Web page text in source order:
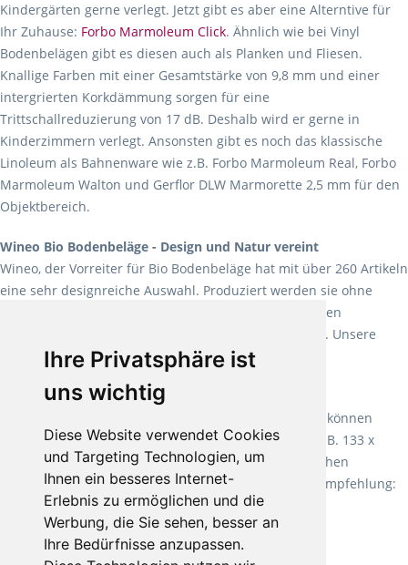
Ihre Privatsphäre ist
uns wichtig
Diese Website verwendet Cookies
und Targeting Technologien, um
Ihnen ein besseres Internet-
Erlebnis zu ermöglichen und die
Werbung, die Sie sehen, besser an
Ihre Bedürfnisse anzupassen.
Kindergärten gerne verlegt. Jetzt gibt es aber eine Alterntive für
Ihr Zuhause: Forbo Marmoleum Click. Ähnlich wie bei Vinyl
Bodenbelägen gibt es diesen auch als Planken und Fliesen.
Knallige Farben mit einer Gesamtstärke von 9,8 mm und einer
intergrierten Korkdämmung sorgen für eine
Trittschallreduzierung von 17 dB. Deshalb wird er gerne in
Kinderzimmern verlegt. Ansonsten gibt es noch das klassische
Linoleum als Bahnenware wie z.B. Forbo Marmoleum Real, Forbo
Marmoleum Walton und Gerflor DLW Marmorette 2,5 mm für den
Objektbereich.
Wineo Bio Bodenbeläge - Design und Natur vereint
Wineo, der Vorreiter für Bio Bodenbeläge hat mit über 260 Artikeln
eine sehr designreiche Auswahl. Produziert werden sie ohne
Weichmacher und Lösungsmittel. Mit allen verfügbaren
Verlegearten ist er für jegliche Bauvorhaben attraktiv. Unsere
Empfehlung:Wineo 1000 Multi Layer XXL.
Teppiche für ein angenehmes Laufgefühl
machen es schon lange vor. Sie können
Teppich in Ihrem gewünschten Sondermaß kaufen, z.B. 133 x
60cm. Vor allem in Schlafzimmern aufgrund der weichen
Oberfläche ein sehr beliebter Zusatzboden. Unsere Empfehlung:
Fletco Fluffy und Fletco Hermelin